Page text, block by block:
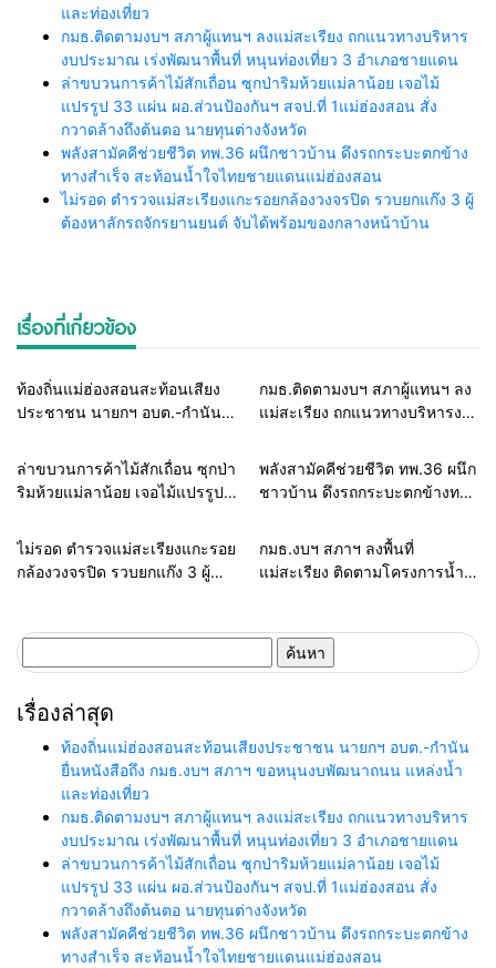
และท่องเที่ยว
กมธ.ติดตามงบฯ สภาผู้แทนฯ ลงแม่สะเรียง ถกแนวทางบริหาร
งบประมาณ เร่งพัฒนาพื้นที่ หนุนท่องเที่ยว 3 อำเภอชายแดน
ล่าขบวนการค้าไม้สักเถื่อน ซุกป่าริมห้วยแม่ลาน้อย เจอไม้
แปรรูป 33 แผ่น ผอ.ส่วนป้องกันฯ สจป.ที่ 1แม่ฮ่องสอน สั่ง
กวาดล้างถึงต้นตอ นายทุนต่างจังหวัด
พลังสามัคคีช่วยชีวิต ทพ.36 ผนึกชาวบ้าน ดึงรถกระบะตกข้าง
ทางสำเร็จ สะท้อนน้ำใจไทยชายแดนแม่ฮ่องสอน
ไม่รอด ตำรวจแม่สะเรียงแกะรอยกล้องวงจรปิด รวบยกแก๊ง 3 ผู้
ต้องหาลักรถจักรยานยนต์ จับได้พร้อมของกลางหน้าบ้าน
เรื่องที่เกี่ยวข้อง
Home รอบรั้วทั่วไทย
ท้องถิ่นแม่ฮ่องสอนสะท้อนเสียง
ประชาชน นายกฯ อบต.-กำนัน
หนุนงบพัฒนาถนน แหล่งน้ำ และ
ท่องเที่ยว
Home รอบรั้วทั่วไทย
กมธ.ติดตามงบฯ สภาผู้แทนฯ ลง
แม่สะเรียง ถกแนวทางบริหารงบ
ท่องเที่ยว 3 อำเภอชายแดน
Home รอบรั้วทั่วไทย
ล่าขบวนการค้าไม้สักเถื่อน ซุกป่า
ริมห้วยแม่ลาน้อย เจอไม้แปรรูป
1แม่ฮ่องสอน สั่งกวาดล้างถึง
ต้นตอ นายทุนต่างจังหวัด
Home แวดวงทหาร
พลังสามัคคีช่วยชีวิต ทพ.36 ผนึก
ชาวบ้าน ดึงรถกระบะตกข้างทาง
Home แวดวงตำรวจ
ไม่รอด ตำรวจแม่สะเรียงแกะรอย
กล้องวงจรปิด รวบยกแก๊ง 3 ผู้
Home รอบรั้วทั่วไทย
กมธ.งบฯ สภาฯ ลงพื้นที่
แม่สะเรียง ติดตามโครงการน้ำ
พื้นที่สูง
สำหรับ:
เรื่องล่าสุด
ท้องถิ่นแม่ฮ่องสอนสะท้อนเสียงประชาชน นายกฯ อบต.-กำนัน
ยื่นหนังสือถึง กมธ.งบฯ สภาฯ ขอหนุนงบพัฒนาถนน แหล่งน้ำ
และท่องเที่ยว
กมธ.ติดตามงบฯ สภาผู้แทนฯ ลงแม่สะเรียง ถกแนวทางบริหาร
งบประมาณ เร่งพัฒนาพื้นที่ หนุนท่องเที่ยว 3 อำเภอชายแดน
ล่าขบวนการค้าไม้สักเถื่อน ซุกป่าริมห้วยแม่ลาน้อย เจอไม้
แปรรูป 33 แผ่น ผอ.ส่วนป้องกันฯ สจป.ที่ 1แม่ฮ่องสอน สั่ง
กวาดล้างถึงต้นตอ นายทุนต่างจังหวัด
พลังสามัคคีช่วยชีวิต ทพ.36 ผนึกชาวบ้าน ดึงรถกระบะตกข้าง
ทางสำเร็จ สะท้อนน้ำใจไทยชายแดนแม่ฮ่องสอน